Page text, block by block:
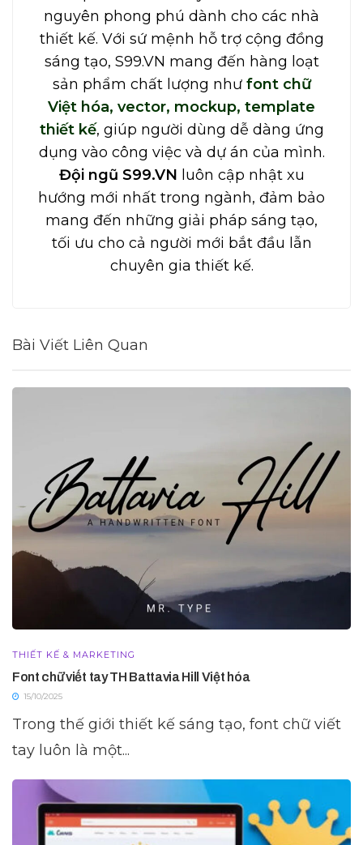
nguyên phong phú dành cho các nhà
thiết kế. Với sứ mệnh hỗ trợ cộng đồng
sáng tạo, S99.VN mang đến hàng loạt
sản phẩm chất lượng nhưfont chữ
Việt hóa, vector, mockup, template
thiết kế, giúp người dùng dễ dàng ứng
dụng vào công việc và dự án của mình.
Đội ngũ S99.VN luôn cập nhật xu
hướng mới nhất trong ngành, đảm bảo
mang đến những giải pháp sáng tạo,
tối ưu cho cả người mới bắt đầu lẫn
chuyên gia thiết kế.
Bài Viết Liên Quan
THIẾT KẾ & MARKETING
Font chữ viết tay TH Battavia Hill Việt hóa
15/10/2025
Trong thế giới thiết kế sáng tạo, font chữ viết
tay luôn là một...